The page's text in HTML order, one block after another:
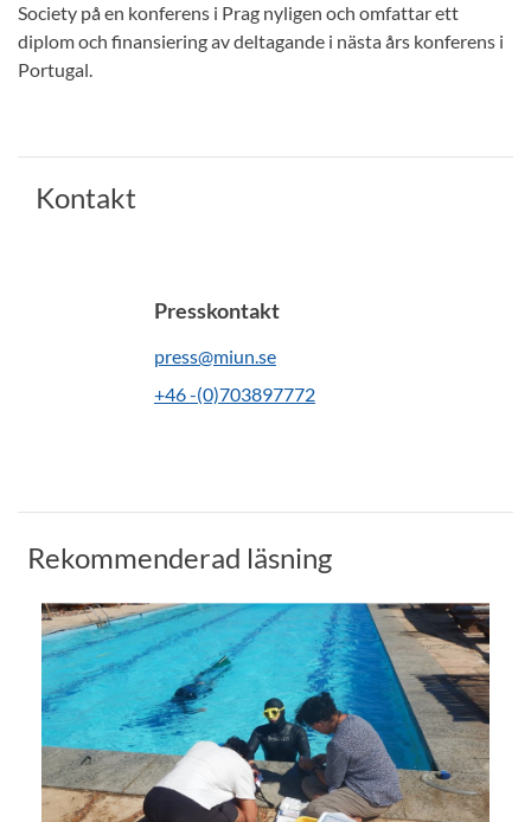
Society på en konferens i Prag nyligen och omfattar ett
diplom och finansiering av deltagande i nästa års konferens i
Portugal.
Kontakt
Presskontakt
press@miun.se
+46 -(0)703897772
Rekommenderad läsning